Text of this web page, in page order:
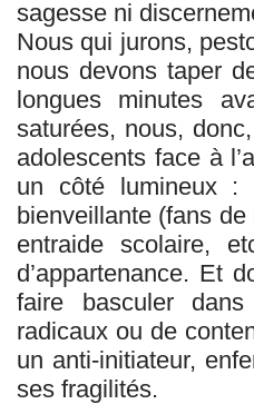
sagesse ni
Nous qui jurons,
nous devons taper
longues minutes
saturées, nous,
adolescents face à
un côté lumineux :
bienveillante (fans
entraide scolaire,
d’appartenance. Et
faire basculer
radicaux ou de
un anti-initiateur,
ses fragilités.